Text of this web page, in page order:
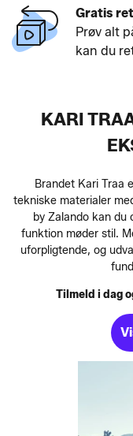
Gratis
Prøv alt
kan du
KARI
Brandet Kari Traa
tekniske materialer
by Zalando kan du
funktion møder stil.
uforpligtende, og
Tilmeld i dag